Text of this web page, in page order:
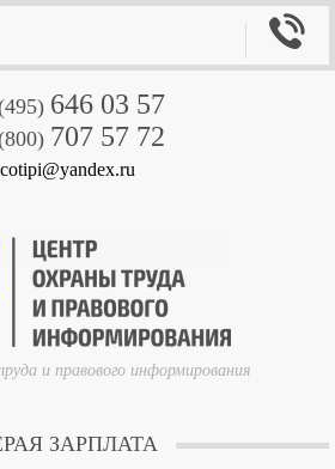
646 03 57
707 57 72
cotipi@yandex.ru
и правового информирования

ЗАРПЛАТА